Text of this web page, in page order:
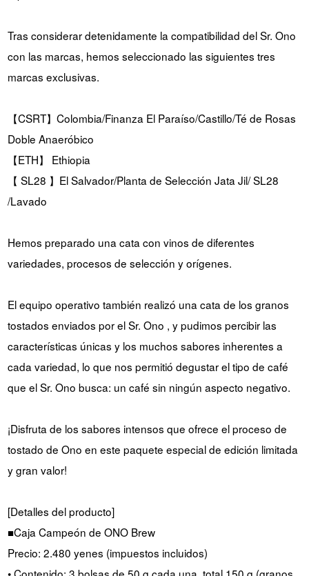
Tras considerar detenidamente la compatibilidad del Sr. Ono
con las marcas, hemos seleccionado las siguientes tres
marcas exclusivas.
【CSRT】Colombia/Finanza El Paraíso/Castillo/Té de Rosas
Doble Anaeróbico
【ETH】 Ethiopia
【 SL28 】El Salvador/Planta de Selección Jata Jil/ SL28
/Lavado
Hemos preparado una cata con vinos de diferentes
variedades, procesos de selección y orígenes.
El equipo operativo también realizó una cata de los granos
tostados enviados por el Sr. Ono , y pudimos percibir las
características únicas y los muchos sabores inherentes a
cada variedad, lo que nos permitió degustar el tipo de café
que el Sr. Ono busca: un café sin ningún aspecto negativo.
¡Disfruta de los sabores intensos que ofrece el proceso de
tostado de Ono en este paquete especial de edición limitada
y gran valor!
[Detalles del producto]
■Caja Campeón de ONO Brew
Precio: 2.480 yenes (impuestos incluidos)